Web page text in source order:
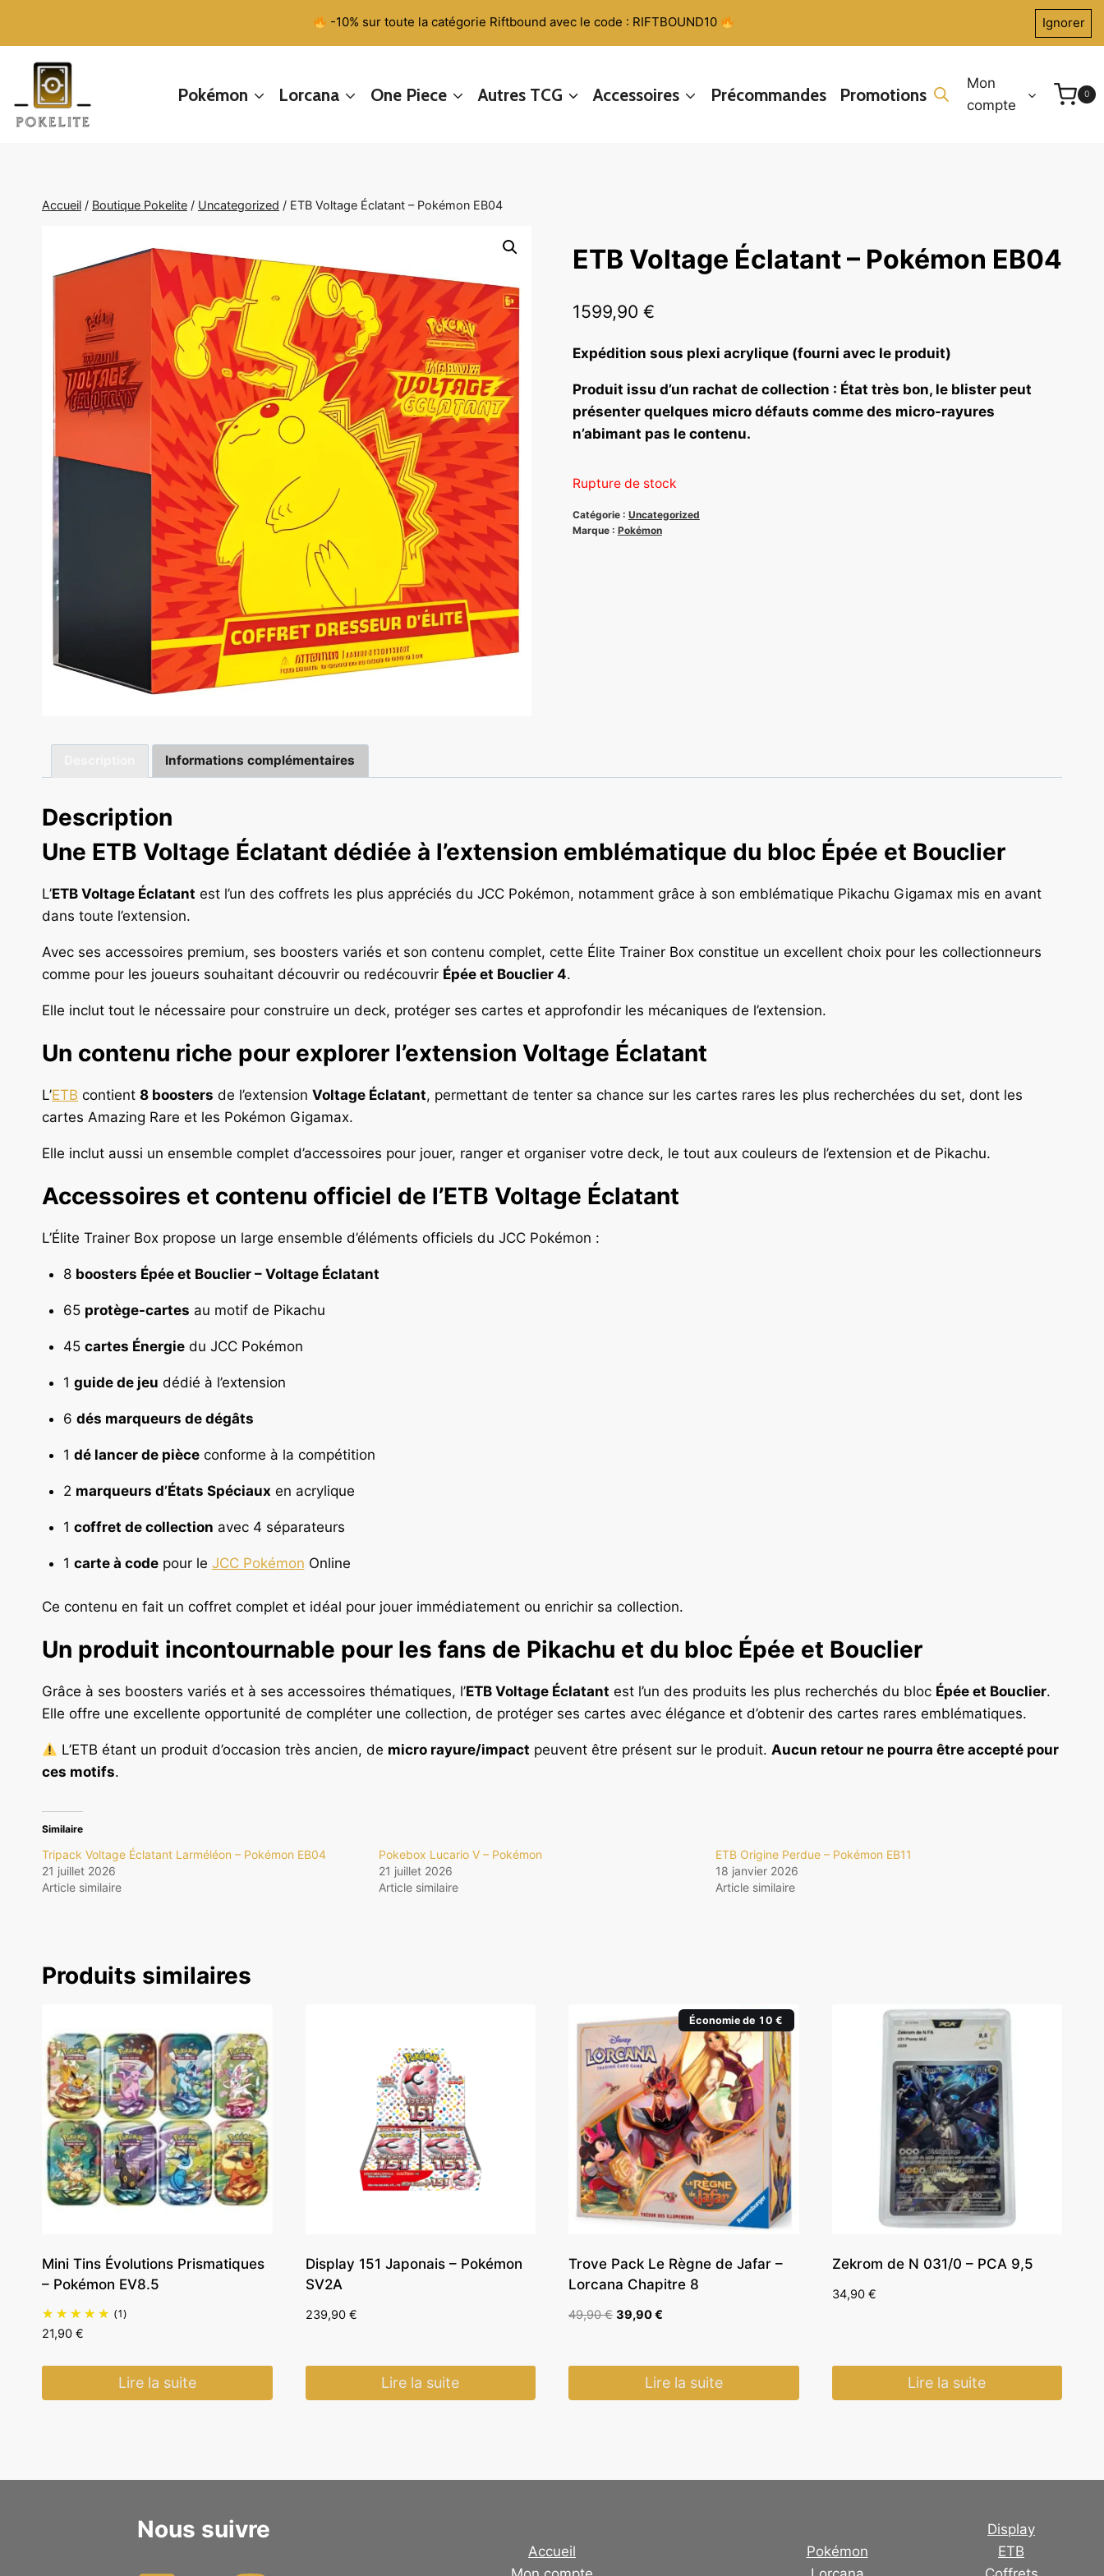
-10% sur toute la catégorie Riftbound avec le code : RIFTBOUND10 Ignorer
Pokémon Lorcana One Piece Autres TCG Accessoires Précommandes Promotions
Mon
compte
0
Accueil / Boutique Pokelite / Uncategorized / ETB Voltage Éclatant – Pokémon EB04
ETB Voltage Éclatant – Pokémon EB04
1599,90 €
Expédition sous plexi acrylique (fourni avec le produit)
Produit issu d’un rachat de collection : État très bon, le blister peut
présenter quelques micro défauts comme des micro-rayures
n’abimant pas le contenu.
Rupture de stock
Catégorie : Uncategorized
Marque : Pokémon
Informations complémentaires
Description
Une ETB Voltage Éclatant dédiée à l’extension emblématique du bloc Épée et Bouclier
L’ETB Voltage Éclatant est l’un des coffrets les plus appréciés du JCC Pokémon, notamment grâce à son emblématique Pikachu Gigamax mis en avant
dans toute l’extension.
Avec ses accessoires premium, ses boosters variés et son contenu complet, cette Élite Trainer Box constitue un excellent choix pour les collectionneurs
comme pour les joueurs souhaitant découvrir ou redécouvrir Épée et Bouclier 4.
Elle inclut tout le nécessaire pour construire un deck, protéger ses cartes et approfondir les mécaniques de l’extension.
Un contenu riche pour explorer l’extension Voltage Éclatant
L’ETB contient 8 boosters de l’extension Voltage Éclatant, permettant de tenter sa chance sur les cartes rares les plus recherchées du set, dont les
cartes Amazing Rare et les Pokémon Gigamax.
Elle inclut aussi un ensemble complet d’accessoires pour jouer, ranger et organiser votre deck, le tout aux couleurs de l’extension et de Pikachu.
Accessoires et contenu officiel de l’ETB Voltage Éclatant
L’Élite Trainer Box propose un large ensemble d’éléments officiels du JCC Pokémon :
8 boosters Épée et Bouclier – Voltage Éclatant
65 protège-cartes au motif de Pikachu
45 cartes Énergiedu JCC Pokémon
1 guide de jeu dédié à l’extension
6 dés marqueurs de dégâts
1 dé lancer de pièceconforme à la compétition
2 marqueurs d’États Spéciaux en acrylique
1 coffret de collection avec 4 séparateurs
1 carte à codepour le JCC Pokémon Online
Ce contenu en fait un coffret complet et idéal pour jouer immédiatement ou enrichir sa collection.
Un produit incontournable pour les fans de Pikachu et du bloc Épée et Bouclier
Grâce à ses boosters variés et à ses accessoires thématiques, l’ETB Voltage Éclatant est l’un des produits les plus recherchés du bloc Épée et Bouclier.
Elle offre une excellente opportunité de compléter une collection, de protéger ses cartes avec élégance et d’obtenir des cartes rares emblématiques.
L’ETB étant un produit d’occasion très ancien, de micro rayure/impact peuvent être présent sur le produit.Aucun retour ne pourra être accepté pour
ces motifs.
Similaire
Tripack Voltage Éclatant Larméléon – Pokémon EB04
21 juillet 2026
Article similaire
Pokebox Lucario V – Pokémon
21 juillet 2026
Article similaire
ETB Origine Perdue – Pokémon EB11
18 janvier 2026
Article similaire
Produits similaires
Mini Tins Évolutions Prismatiques
– Pokémon EV8.5
(1)
21,90 €
Lire la suite
Display 151 Japonais – Pokémon
SV2A
239,90 €
Lire la suite
Économie de 10 €
Trove Pack Le Règne de Jafar –
Lorcana Chapitre 8
49,90€ Le
49,90 €.
39,90€
39,90 €.
Lire la suite
Zekrom de N 031/0 – PCA 9,5
34,90 €
Lire la suite
Nous suivre
Accueil
Pokémon
Display
ETB